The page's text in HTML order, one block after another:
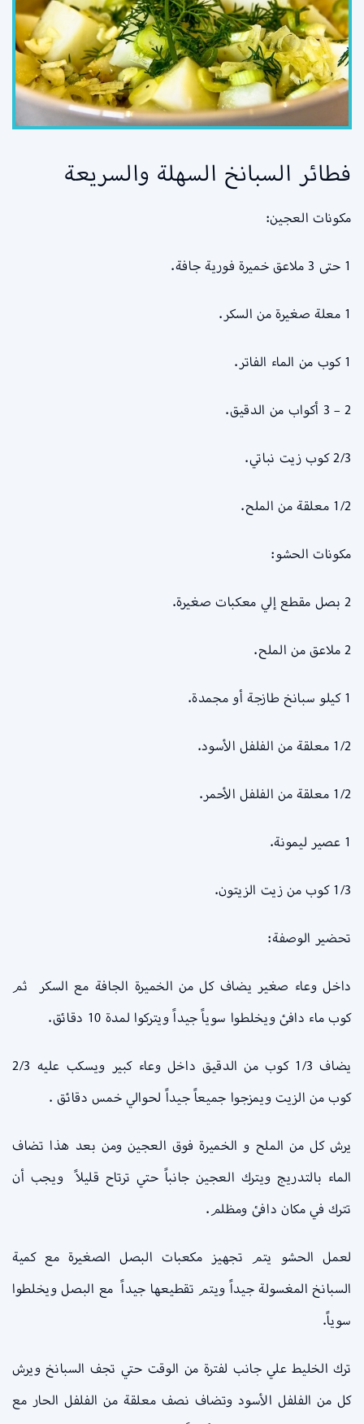
فطائر السبانخ السهلة والسريعة
مكونات العجين:
1 حتى 3 ملاعق خميرة فورية جافة.
1 معلة صغيرة من السكر.
1 كوب من الماء الفاتر.
2 – 3 أكواب من الدقيق.
2/3 كوب زيت نباتي.
1/2 معلقة من الملح.
مكونات الحشو:
2 بصل مقطع إلي معكبات صغيرة.
2 ملاعق من الملح.
1 كيلو سبانخ طازجة أو مجمدة.
1/2 معلقة من الفلفل الأسود.
1/2 معلقة من الفلفل الأحمر.
1 عصير ليمونة.
1/3 كوب من زيت الزيتون.
تحضير الوصفة:
داخل وعاء صغير يضاف كل من الخميرة الجافة مع السكر ثم
كوب ماء دافئ ويخلطوا سوياً جيداً ويتركوا لمدة 10 دقائق.
يضاف 1/3 كوب من الدقيق داخل وعاء كبير ويسكب عليه 2/3
كوب من الزيت ويمزجوا جميعاً جيداً لحوالي خمس دقائق .
يرش كل من الملح و الخميرة فوق العجين ومن بعد هذا تضاف
الماء بالتدريج ويترك العجين جانباً حتي ترتاح قليلاً ويجب أن
تترك في مكان دافئ ومظلم.
لعمل الحشو يتم تجهيز مكعبات البصل الصغيرة مع كمية
السبانخ المغسولة جيداً ويتم تقطيعها جيداً مع البصل ويخلطوا
سوياً.
ترك الخليط علي جانب لفترة من الوقت حتي تجف السبانخ ويرش
كل من الفلفل الأسود وتضاف نصف معلقة من الفلفل الحار مع